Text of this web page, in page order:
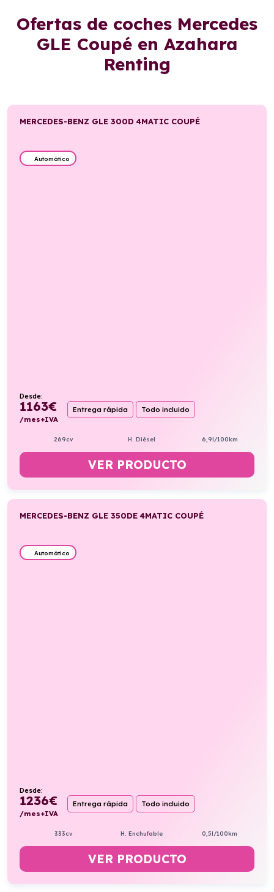
Ofertas de coches Mercedes
GLE Coupé en Azahara
Renting
MERCEDES-BENZ GLE 300D 4MATIC COUPÉ
Automático
Desde:
1163€
/mes+IVA
Entrega rápida Todo incluido
269cv H. Diésel 6,9l/100km
VER PRODUCTO
MERCEDES-BENZ GLE 350DE 4MATIC COUPÉ
Automático
Desde:
1236€
/mes+IVA
Entrega rápida Todo incluido
333cv H. Enchufable 0,5l/100km
VER PRODUCTO